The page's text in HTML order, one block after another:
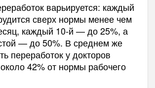
варьируется: каждый
сверх нормы менее чем
каждый 10-й — до 25%, а
— до 50%. В среднем же
переработок у докторов
42% от нормы рабочего